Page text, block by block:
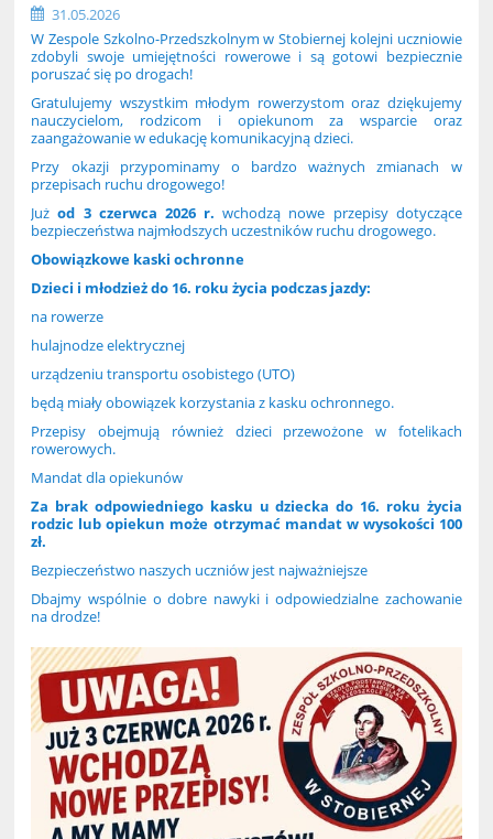
31.05.2026
W Zespole Szkolno-Przedszkolnym w Stobiernej kolejni uczniowie
zdobyli swoje umiejętności rowerowe i są gotowi bezpiecznie
poruszać się po drogach!
Gratulujemy wszystkim młodym rowerzystom oraz dziękujemy
nauczycielom, rodzicom i opiekunom za wsparcie oraz
zaangażowanie w edukację komunikacyjną dzieci.
Przy okazji przypominamy o bardzo ważnych zmianach w
przepisach ruchu drogowego!
Jużod 3 czerwca 2026 r. wchodzą nowe przepisy dotyczące
bezpieczeństwa najmłodszych uczestników ruchu drogowego.
Obowiązkowe kaski ochronne
Dzieci i młodzież do 16. roku życia podczas jazdy:
na rowerze
hulajnodze elektrycznej
urządzeniu transportu osobistego (UTO)
będą miały obowiązek korzystania z kasku ochronnego.
Przepisy obejmują również dzieci przewożone w fotelikach
rowerowych.
Mandat dla opiekunów
Za brak odpowiedniego kasku u dziecka do 16. roku życia
rodzic lub opiekun może otrzymać mandat w wysokości 100
zł.
Bezpieczeństwo naszych uczniów jest najważniejsze
Dbajmy wspólnie o dobre nawyki i odpowiedzialne zachowanie
na drodze!